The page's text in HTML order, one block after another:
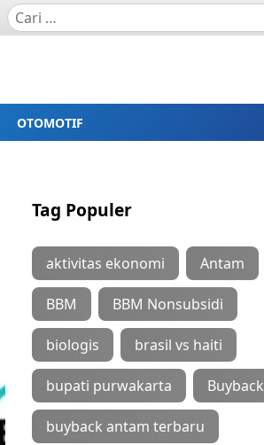
OTOMOTIF
Tag Populer
aktivitas ekonomi Antam
BBM BBM Nonsubsidi
biologis brasil vs haiti
bupati purwakarta Buyback
buyback antam terbaru